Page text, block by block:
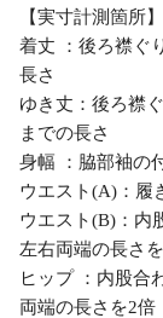
【実寸計測箇所】
着丈 ：後ろ襟ぐ
長さ
ゆき丈：後ろ襟
までの長さ
身幅 ：脇部袖の
ウエスト(A)：履
ウエスト(B)：内
左右両端の長さ
ヒップ ：内股合
両端の長さを2倍